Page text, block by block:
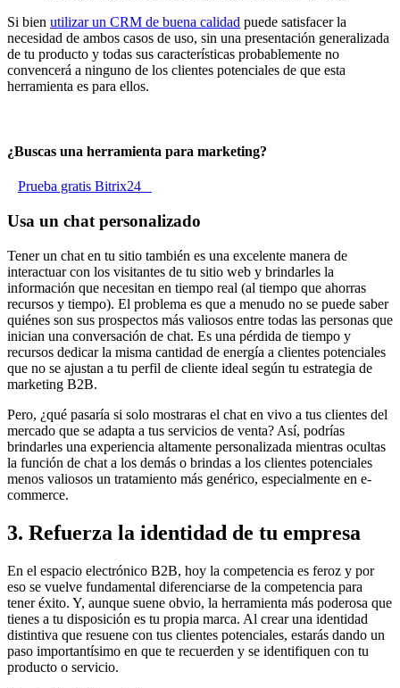
Si bien utilizar un CRM de buena calidad puede satisfacer la
necesidad de ambos casos de uso, sin una presentación generalizada
de tu producto y todas sus características probablemente no
convencerá a ninguno de los clientes potenciales de que esta
herramienta es para ellos.
¿Buscas una herramienta para marketing?
Prueba gratis Bitrix24
Usa un chat personalizado
Tener un chat en tu sitio también es una excelente manera de
interactuar con los visitantes de tu sitio web y brindarles la
información que necesitan en tiempo real (al tiempo que ahorras
recursos y tiempo). El problema es que a menudo no se puede saber
quiénes son sus prospectos más valiosos entre todas las personas que
inician una conversación de chat. Es una pérdida de tiempo y
recursos dedicar la misma cantidad de energía a clientes potenciales
que no se ajustan a tu perfil de cliente ideal según tu estrategia de
marketing B2B.
Pero, ¿qué pasaría si solo mostraras el chat en vivo a tus clientes del
mercado que se adapta a tus servicios de venta? Así, podrías
brindarles una experiencia altamente personalizada mientras ocultas
la función de chat a los demás o brindas a los clientes potenciales
menos valiosos un tratamiento más genérico, especialmente en e-
commerce.
3. Refuerza la identidad de tu empresa
En el espacio electrónico B2B, hoy la competencia es feroz y por
eso se vuelve fundamental diferenciarse de la competencia para
tener éxito. Y, aunque suene obvio, la herramienta más poderosa que
tienes a tu disposición es tu propia marca. Al crear una identidad
distintiva que resuene con tus clientes potenciales, estarás dando un
paso importantísimo en que te recuerden y se identifiquen con tu
producto o servicio.